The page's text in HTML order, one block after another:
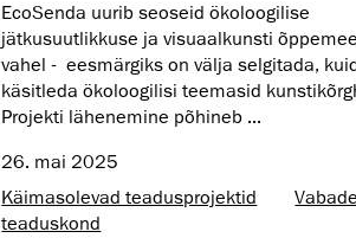
EcoSenda uurib seoseid ökoloogilise
jätkusuutlikkuse ja visuaalkunsti
vahel - eesmärgiks on välja selgitada,
käsitleda ökoloogilisi teemasid
Projekti lähenemine põhineb ...
26. mai 2025
Käimasolevad teadusprojektid
teaduskond